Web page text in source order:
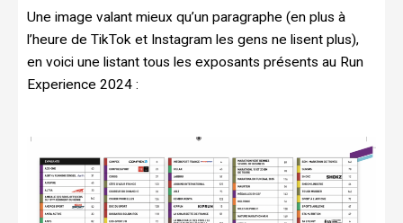
Une image valant mieux qu’un paragraphe (en plus à
l’heure de TikTok et Instagram les gens ne lisent plus),
en voici une listant tous les exposants présents au Run
Experience 2024 :